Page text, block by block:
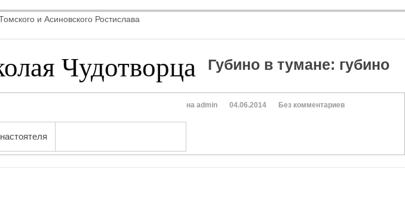
и Асиновского Ростислава
Чудотворца Губино в тумане: губино
на admin 04.06.2014 Без комментариев